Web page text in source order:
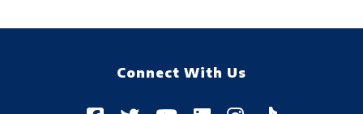
Connect With Us